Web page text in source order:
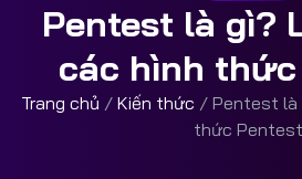
Pentest là gì?
các hình
Trang chủ / Kiến thức / Pentest là
thức Pentest